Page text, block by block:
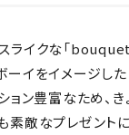
ライクな「bouquet
ーイをイメージし
ョン豊富なため、
素敵なプレゼント